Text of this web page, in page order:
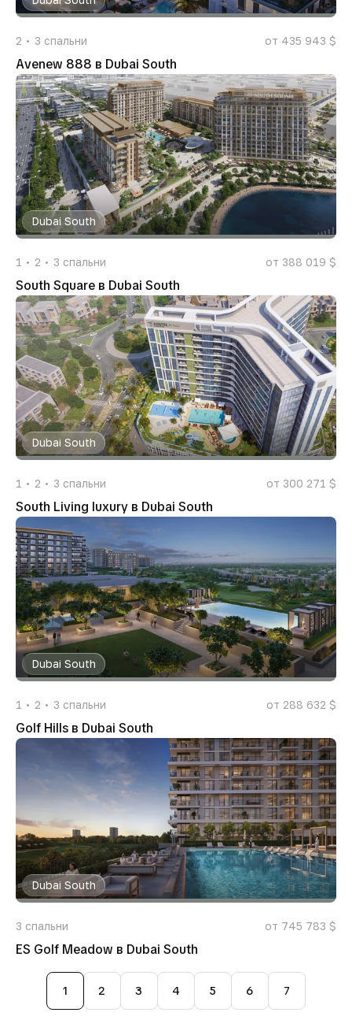
2 3 спальни от 435 943 $
Avenew 888 в Dubai South
Dubai South
1 2 3 спальни от 388 019 $
South Square в Dubai South
Dubai South
1 2 3 спальни от 300 271 $
South Living luxury в Dubai South
Dubai South
1 2 3 спальни от 288 632 $
Golf Hills в Dubai South
Dubai South
3 спальни от 745 783 $
ES Golf Meadow в Dubai South
1 2 3 4 5 6 7